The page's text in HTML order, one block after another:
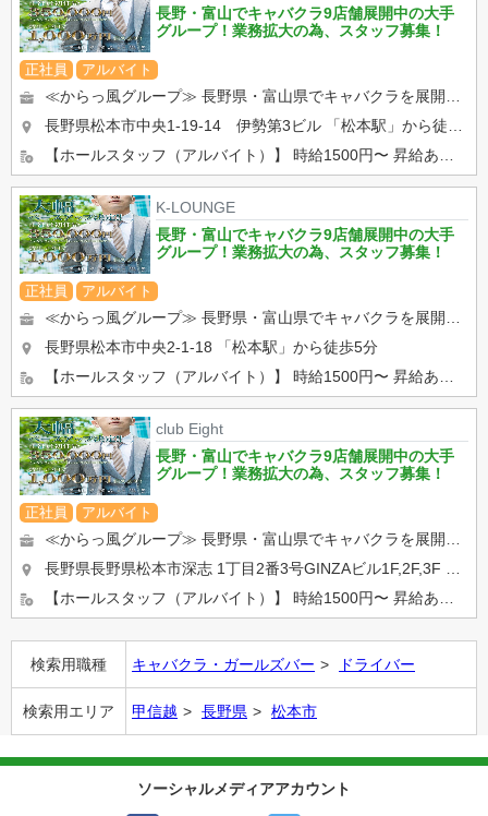
長野・富山でキャバクラ9店舗展開中の大手
グループ！業務拡大の為、スタッフ募集！
正社員 アルバイト
長野県松本市中央1-19-14 伊勢第3ビル
「松本駅」から徒歩5分
K-LOUNGE
長野・富山でキャバクラ9店舗展開中の大手
グループ！業務拡大の為、スタッフ募集！
正社員 アルバイト
長野県松本市中央2-1-18
「松本駅」から徒歩5分
club Eight
長野・富山でキャバクラ9店舗展開中の大手
グループ！業務拡大の為、スタッフ募集！
正社員 アルバイト
長野県長野県松本市深志 1丁目2番3号GINZAビル1F,2F,3F
検索用職種 キャバクラ・ガールズバー ドライバー
検索用エリア 甲信越 長野県 松本市
ソーシャルメディアアカウント